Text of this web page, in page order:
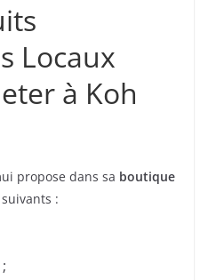
Locaux
à Koh
propose dans sa boutique
suivants :